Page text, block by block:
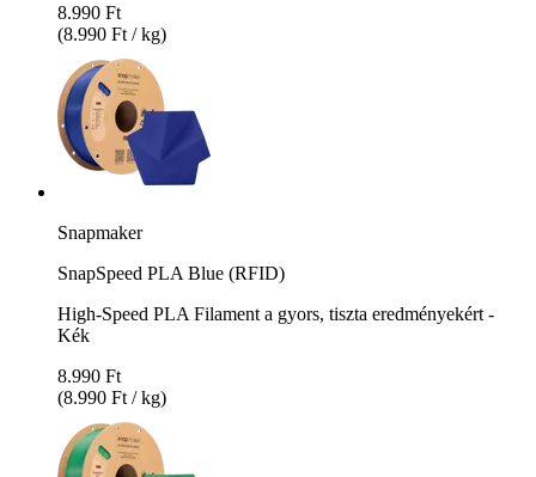
8.990 Ft
(8.990 Ft / kg)
Snapmaker
SnapSpeed PLA Blue (RFID)
High-Speed PLA Filament a gyors, tiszta eredményekért -
Kék
8.990 Ft
(8.990 Ft / kg)